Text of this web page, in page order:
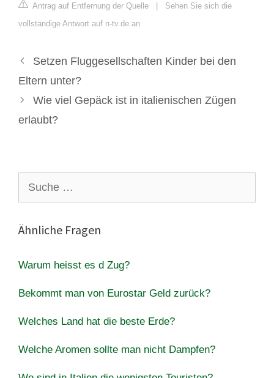
Antrag auf Entfernung der Quelle | Sehen Sie sich die
vollständige Antwort auf n-tv.de an
Setzen Fluggesellschaften Kinder bei den
Eltern unter?
Wie viel Gepäck ist in italienischen Zügen
erlaubt?
nach:
Ähnliche Fragen
Warum heisst es d Zug?
Bekommt man von Eurostar Geld zurück?
Welches Land hat die beste Erde?
Welche Aromen sollte man nicht Dampfen?